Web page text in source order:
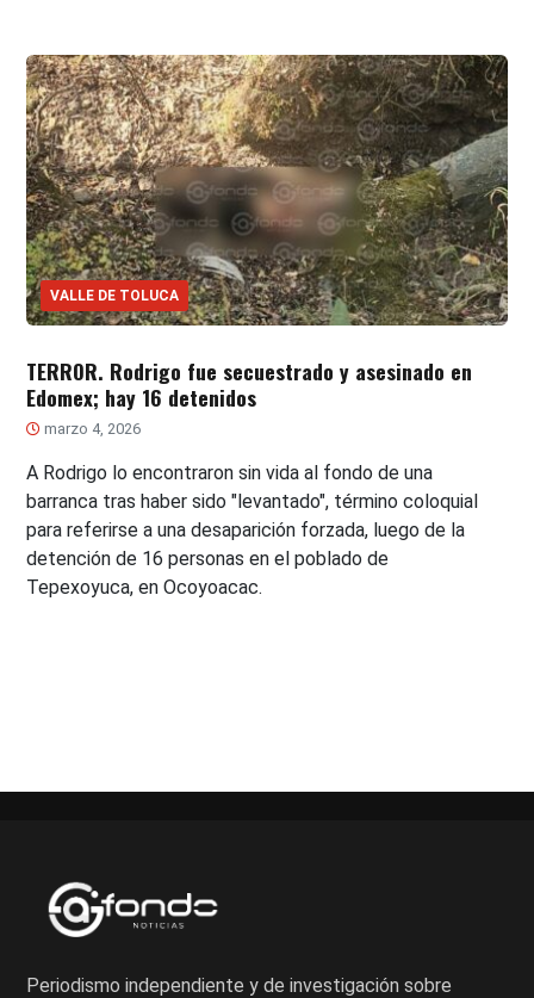
VALLE DE TOLUCA
TERROR. Rodrigo fue secuestrado y asesinado en
Edomex; hay 16 detenidos
marzo 4, 2026
A Rodrigo lo encontraron sin vida al fondo de una
barranca tras haber sido "levantado", término coloquial
para referirse a una desaparición forzada, luego de la
detención de 16 personas en el poblado de
Tepexoyuca, en Ocoyoacac.
entradas
Periodismo independiente y de investigación sobre